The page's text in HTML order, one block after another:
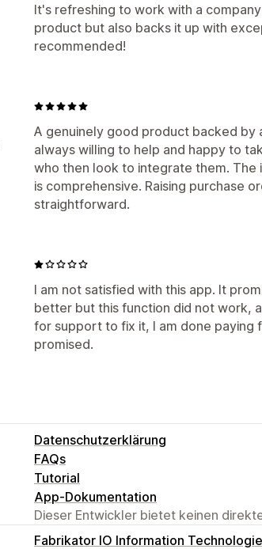
It's refreshing to work with a
product but also backs it up with
recommended!
A genuinely good product backed by
always willing to help and happy to
who then look to integrate them.
is comprehensive. Raising purchase
straightforward.
I am not satisfied with this app. It
better but this function did not work,
for support to fix it, I am done paying
promised.
Datenschutzerklärung
FAQs
Tutorial
App-Dokumentation
Dieser Entwickler bietet keinen
Fabrikator IO Information